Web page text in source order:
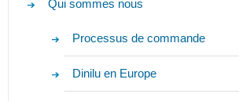
Qui sommes nous
Processus de commande
Dinilu en Europe